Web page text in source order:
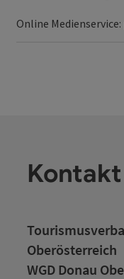
Online Medienservice:
Kontakt
Oberösterreich
WGD Donau